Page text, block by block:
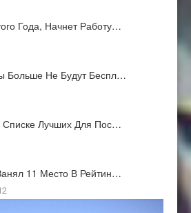
Года, Начнет Работу…
Больше Не Будут Беспл…
Списке Лучших Для Пос…
11 Место В Рейтин…